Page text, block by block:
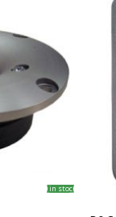
in stoc